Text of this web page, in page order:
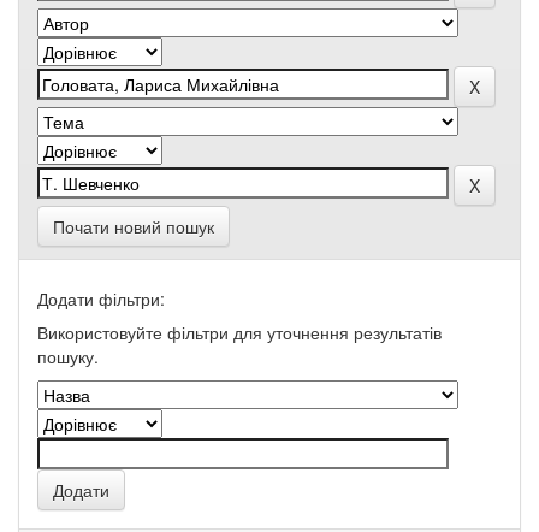
Почати новий пошук
Додати фільтри:
Використовуйте фільтри для уточнення результатів
пошуку.